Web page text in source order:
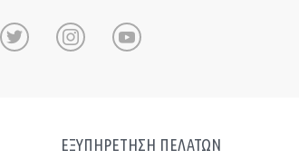
ΕΞΥΠΗΡΕΤΗΣΗ ΠΕΛΑΤΩΝ